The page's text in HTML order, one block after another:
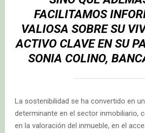
FACILITAMOS
VALIOSA SOBRE SU
ACTIVO CLAVE EN SU
SONIA COLINO,
La sostenibilidad se ha convertido en
determinante en el sector inmobiliario,
en la valoración del inmueble, en el